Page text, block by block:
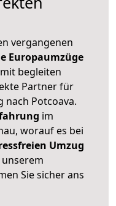
vergangenen
Europaumzüge
begleiten
Partner für
nach Potcoava.
im
worauf es bei
Umzug
Sie sicher ans